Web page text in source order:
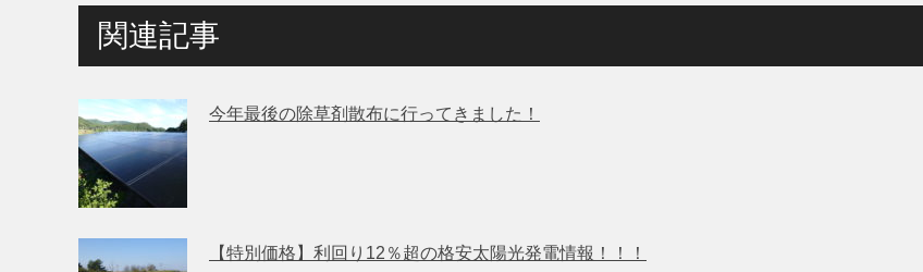
関連記事
今年最後の除草剤散布に行ってきました！
【特別価格】利回り12％超の格安太陽光発電情報！！！